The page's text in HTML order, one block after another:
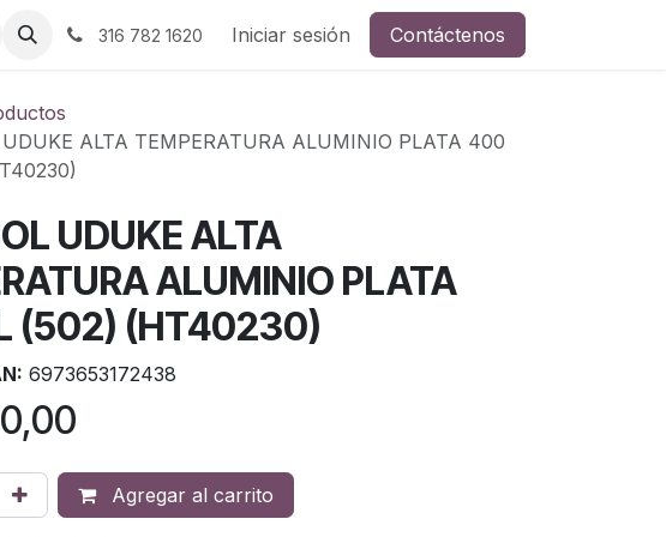
316 782 1620 Iniciar sesión Contáctenos
UDUKE ALTA TEMPERATURA ALUMINIO PLATA 400
UDUKE ALTA
ALUMINIO PLATA
(502) (HT40230)
6973653172438
Agregar al carrito